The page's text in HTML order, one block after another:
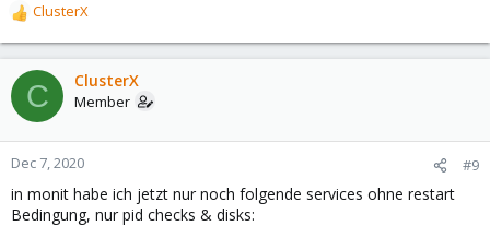
R
e
a
c
t
o
n
:
ClusterX
C ClusterX
Member
Dec 7, 2020 #9
in monit habe ich jetzt nur noch folgende services ohne restart
Bedingung, nur pid checks & disks: